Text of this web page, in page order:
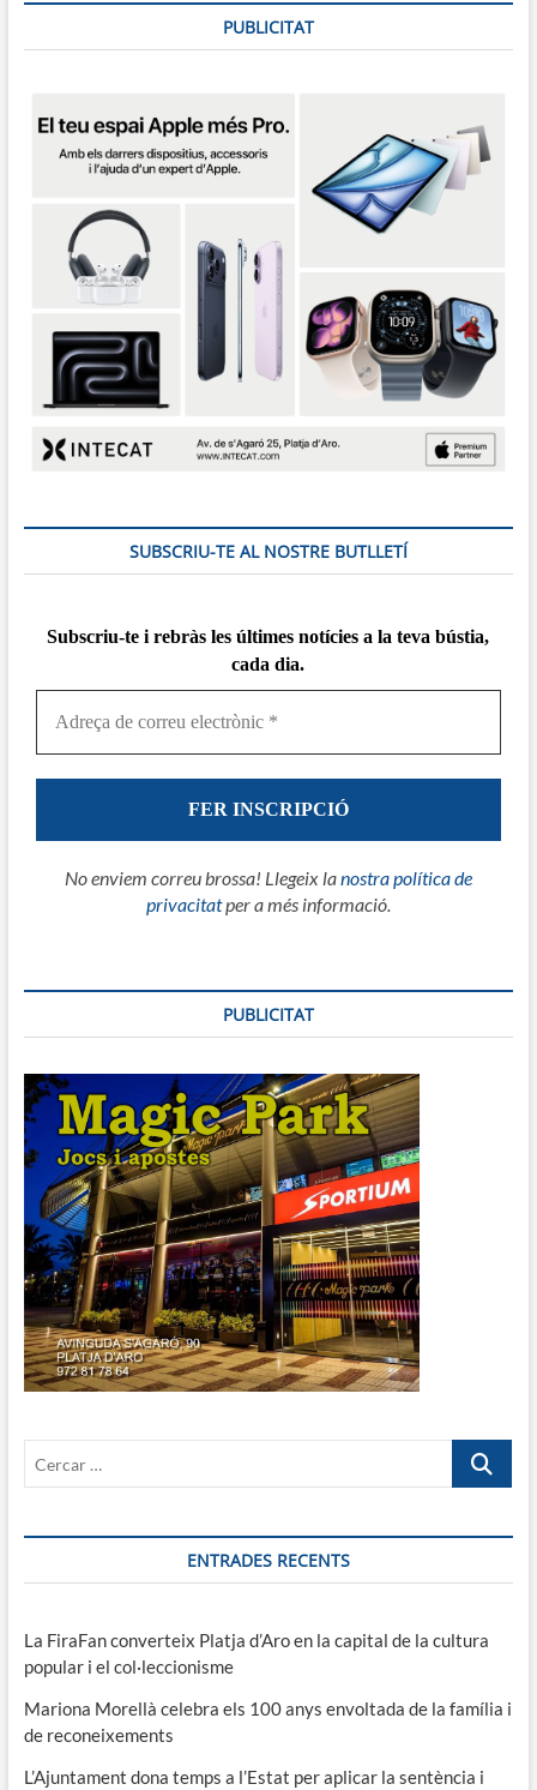
PUBLICITAT
SUBSCRIU-TE AL NOSTRE BUTLLETÍ
Subscriu-te i rebràs lesúltimes notícies a la teva bústia,
cada dia.
No enviem correu brossa! Llegeix lanostra política de
privacitatper a més informació.
PUBLICITAT
Cercar
ENTRADES RECENTS
La FiraFan converteix Platja d’Aro en la capital de la cultura
popular i el col·leccionisme
Mariona Morellà celebra els 100 anys envoltada de la família i
de reconeixements
L’Ajuntament dona temps a l’Estat per aplicar la sentència i